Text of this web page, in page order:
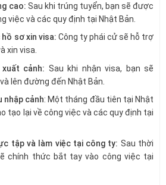
cao: Sau khi trúng tuyển, bạn sẽ được
việc và các quy định tại Nhật Bản.
sơ xin visa: Công ty phái cử sẽ hỗ trợ
xin visa.
cảnh: Sau khi nhận visa, bạn sẽ
lên đường đến Nhật Bản.
nhập cảnh: Một tháng đầu tiên tại Nhật
tạo lại về công việc và các quy định tại
tập và làm việc tại công ty: Sau thời
chính thức bắt tay vào công việc tại